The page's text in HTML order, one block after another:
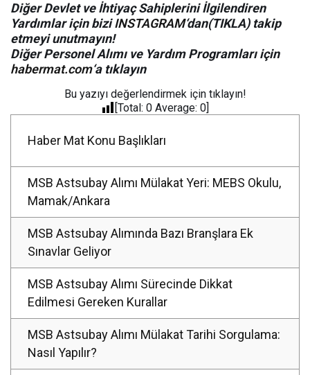
Diğer Devlet ve İhtiyaç Sahiplerini İlgilendiren
Yardımlar için biziINSTAGRAM‘dan(TIKLA) takip
etmeyi unutmayın!
Diğer Personel Alımı ve Yardım Programları için
habermat.com‘a tıklayın
Bu yazıyı değerlendirmek için tıklayın!
[Total: 0 Average: 0]
Haber Mat Konu Başlıkları
MSB Astsubay Alımı Mülakat Yeri: MEBS Okulu,
Mamak/Ankara
MSB Astsubay Alımında Bazı Branşlara Ek
Sınavlar Geliyor
MSB Astsubay Alımı Sürecinde Dikkat
Edilmesi Gereken Kurallar
MSB Astsubay Alımı Mülakat Tarihi Sorgulama:
Nasıl Yapılır?